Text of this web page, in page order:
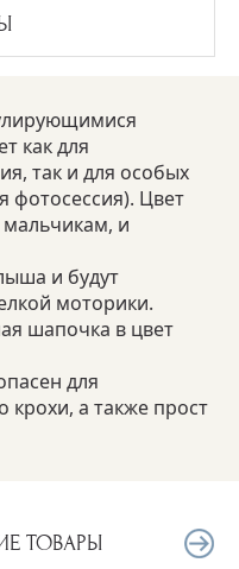
как для
так и для особых
фотосессия). Цвет
и
и будут
моторики.
шапочка в цвет
для
крохи, а также прост
ТОВАРЫ